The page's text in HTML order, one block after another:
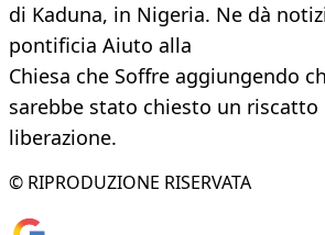
di Kaduna, in Nigeria. Ne dà
pontificia Aiuto alla
Chiesa che Soffre aggiungendo
sarebbe stato chiesto un riscatto
liberazione.
© RIPRODUZIONE RISERVATA